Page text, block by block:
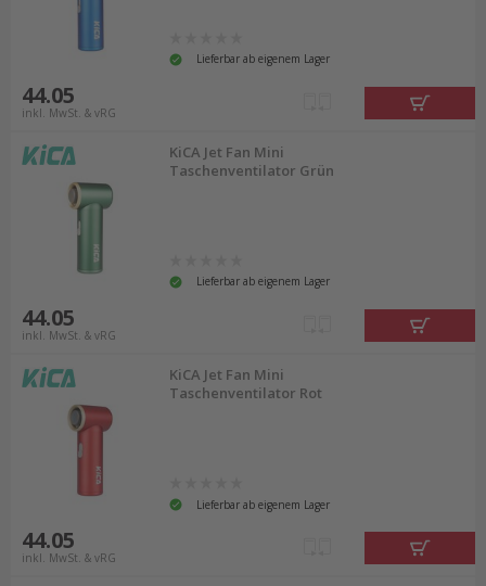
Lieferbar ab eigenem Lager
44.05
inkl. MwSt. & vRG
KiCA Jet Fan Mini
Taschenventilator Grün
Lieferbar ab eigenem Lager
44.05
inkl. MwSt. & vRG
KiCA Jet Fan Mini
Taschenventilator Rot
Lieferbar ab eigenem Lager
44.05
inkl. MwSt. & vRG